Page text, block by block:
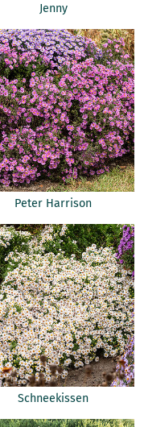
Jenny
Peter Harrison
Schneekissen